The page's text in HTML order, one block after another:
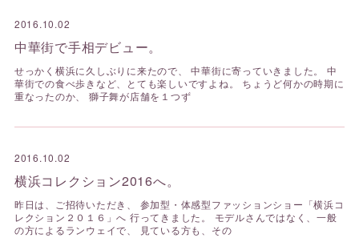
2016.10.02
中華街で手相デビュー。
せっかく横浜に久しぶりに来たので、 中華街に寄っていきました。 中
華街での食べ歩きなど、とても楽しいですよね。 ちょうど何かの時期に
重なったのか、 獅子舞が店舗を１つず
2016.10.02
横浜コレクション2016へ。
昨日は、ご招待いただき、 参加型・体感型ファッションショー「横浜コ
レクション２０１６」へ 行ってきました。 モデルさんではなく、一般
の方によるランウェイで、 見ている方も、その